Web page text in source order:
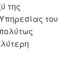
της
του